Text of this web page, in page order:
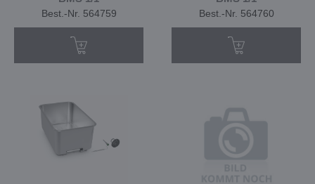
Best.-Nr. 564759 Best.-Nr. 564760